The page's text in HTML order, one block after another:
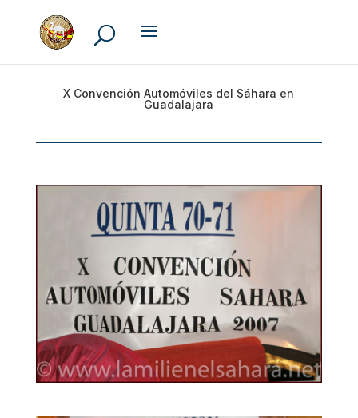
X Convención Automóviles del Sáhara en
Guadalajara